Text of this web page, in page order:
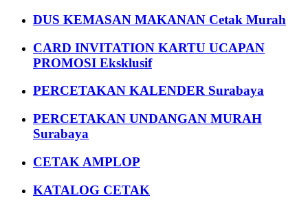
DUS KEMASAN MAKANAN Cetak Murah
CARD INVITATION KARTU UCAPAN
PROMOSI Eksklusif
PERCETAKAN KALENDER Surabaya
PERCETAKAN UNDANGAN MURAH
Surabaya
CETAK AMPLOP
KATALOG CETAK